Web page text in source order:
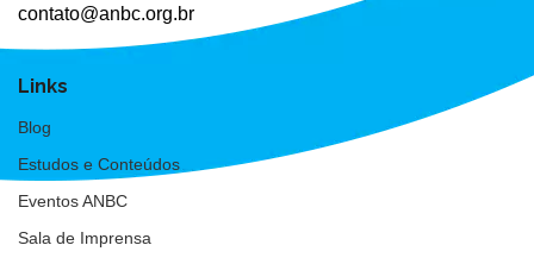
contato@anbc.org.br
Links
Blog
Estudos e Conteúdos
Eventos ANBC
Sala de Imprensa